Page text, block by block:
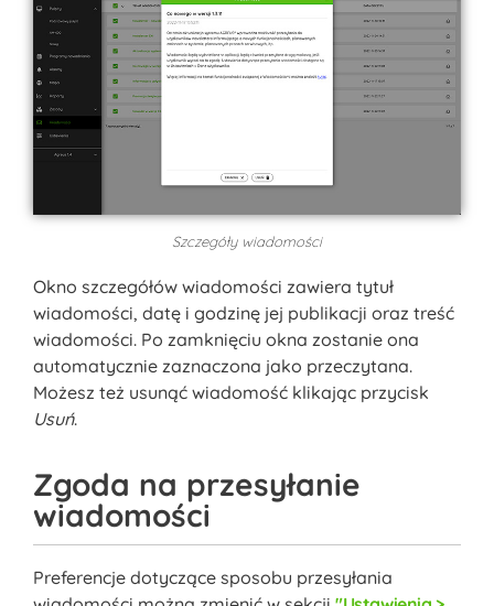
Szczegóły wiadomości
Okno szczegółów wiadomości zawiera tytuł
wiadomości, datę i godzinę jej publikacji oraz treść
wiadomości. Po zamknięciu okna zostanie ona
automatycznie zaznaczona jako przeczytana.
Możesz też usunąć wiadomość klikając przycisk
Usuń.
Zgoda na przesyłanie
wiadomości
Preferencje dotyczące sposobu przesyłania